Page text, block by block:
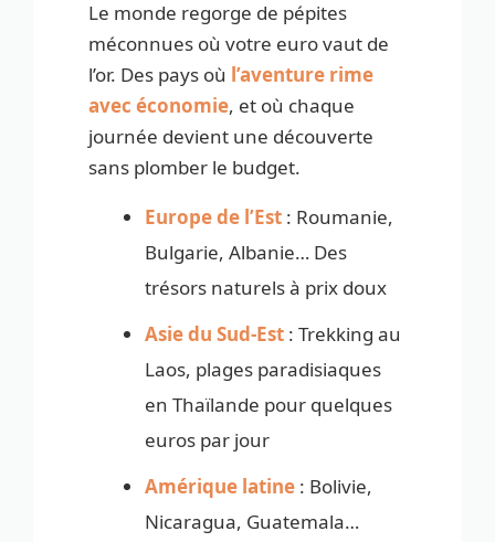
Le monde regorge de pépites
méconnues où votre euro vaut de
l’or. Des pays où l’aventure rime
avec économie, et où chaque
journée devient une découverte
sans plomber le budget.
Europe de l’Est : Roumanie,
Bulgarie, Albanie… Des
trésors naturels à prix doux
Asie du Sud-Est : Trekking au
Laos, plages paradisiaques
en Thaïlande pour quelques
euros par jour
Amérique latine : Bolivie,
Nicaragua, Guatemala…